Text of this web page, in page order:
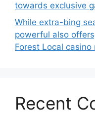
towards exclusive
While extra-bing
powerful also
Forest Local casino
Recent